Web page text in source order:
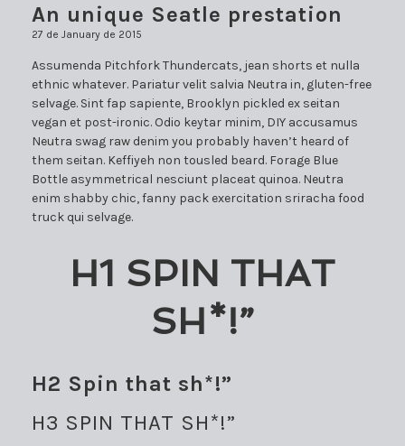
An unique Seatle prestation
27 de January de 2015
Assumenda Pitchfork Thundercats, jean shorts et nulla
ethnic whatever. Pariatur velit salvia Neutra in, gluten-free
selvage. Sint fap sapiente, Brooklyn pickled ex seitan
vegan et post-ironic. Odio keytar minim, DIY accusamus
Neutra swag raw denim you probably haven’t heard of
them seitan. Keffiyeh non tousled beard. Forage Blue
Bottle asymmetrical nesciunt placeat quinoa. Neutra
enim shabby chic, fanny pack exercitation sriracha food
truck qui selvage.
H1 SPIN THAT
SH*!”
H2 Spin that sh*!”
H3 SPIN THAT SH*!”